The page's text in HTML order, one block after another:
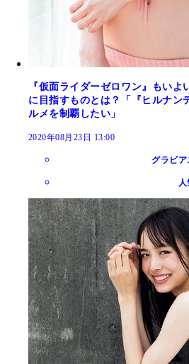
『仮面ライダーゼロワン』もい
に目指すものとは？「『ヒルナン
ルメを制覇したい」
2020年08月23日 13:00
グラビア